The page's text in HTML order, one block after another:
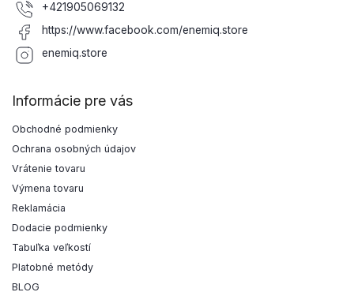
+421905069132
https://www.facebook.com/enemiq.store
enemiq.store
Informácie pre vás
Obchodné podmienky
Ochrana osobných údajov
Vrátenie tovaru
Výmena tovaru
Reklamácia
Dodacie podmienky
Tabuľka veľkostí
Platobné metódy
BLOG